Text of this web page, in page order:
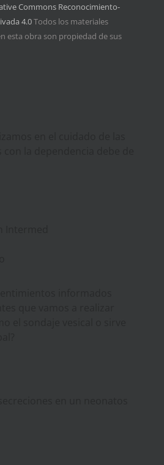
Commons Reconocimiento-
4.0Todos los materiales
esta obra son propiedad de sus